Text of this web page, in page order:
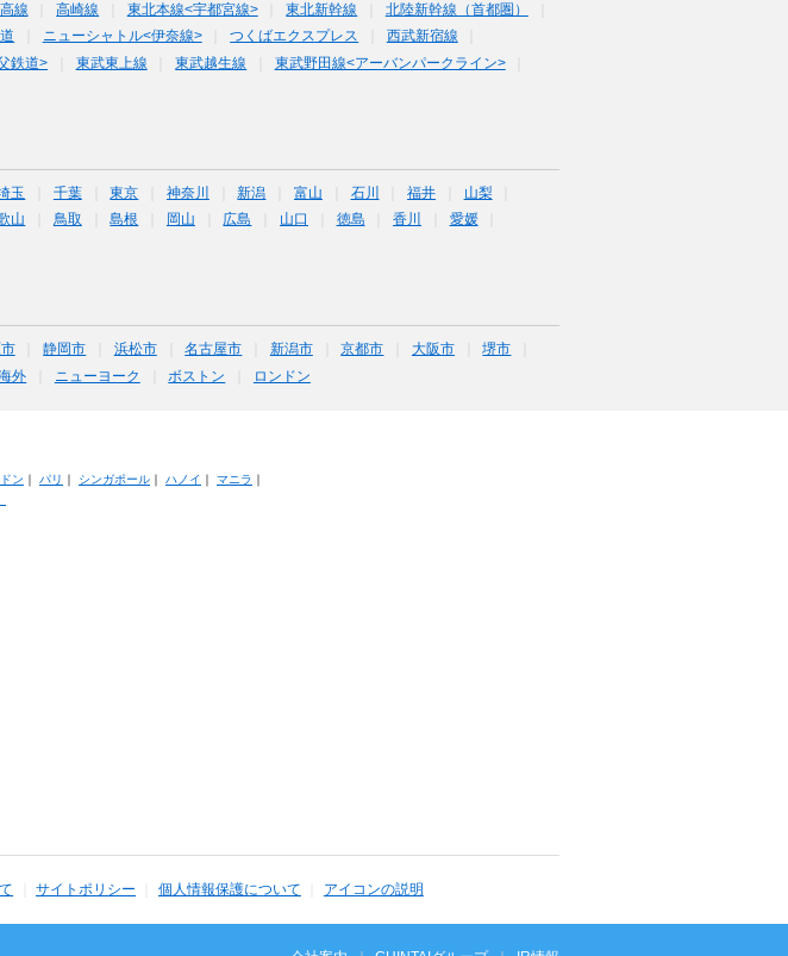
線 高崎線 東北本線<宇都宮線> 東北新幹線
北陸新幹線（首都圏）
ニューシャトル<伊奈線> つくばエクスプレス
西武新宿線
鉄道> 東武東上線 東武越生線
東武野田線<アーバンパークライン>
玉 千葉 東京 神奈川 新潟 富山 石川 福井
山梨
山 鳥取 島根 岡山 広島 山口 徳島 香川
愛媛
静岡市 浜松市 名古屋市 新潟市 京都市 大阪市
堺市
外 ニューヨーク ボストン ロンドン
ン ｜ パリ ｜ シンガポール｜ ハノイ ｜ マニラ ｜
サイトポリシー 個人情報保護について アイコンの説明